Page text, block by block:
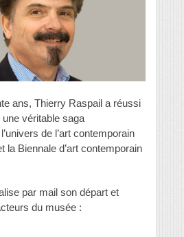
ans, Thierry Raspail a réussi
véritable saga
de l’art contemporain
la Biennale d’art contemporain
par mail son départ et
du musée :